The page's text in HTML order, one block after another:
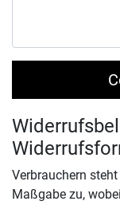
Verbrauchern
Maßgabe zu,